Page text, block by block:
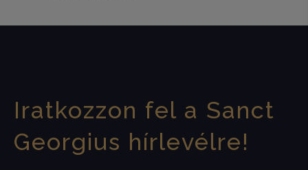
Iratkozzon fel a Sanct
Georgius hírlevélre!